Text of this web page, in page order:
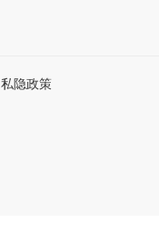
私隐政策